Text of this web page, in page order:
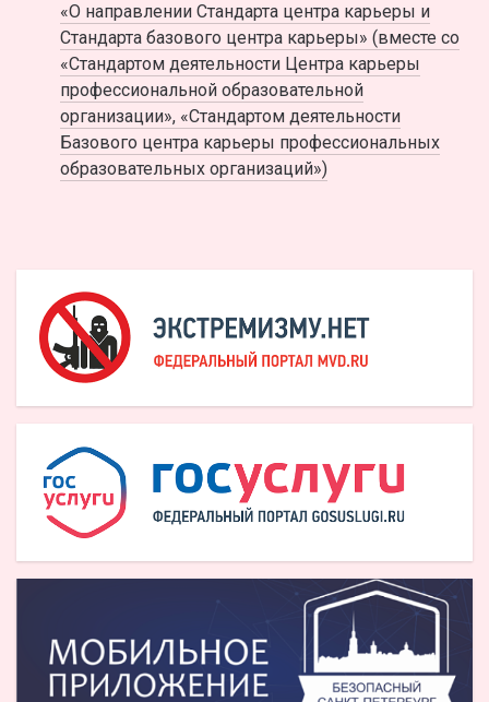
«О направлении Стандарта центра карьеры и
Стандарта базового центра карьеры» (вместе со
«Стандартом деятельности Центра карьеры
профессиональной образовательной
организации», «Стандартом деятельности
Базового центра карьеры профессиональных
образовательных организаций»)